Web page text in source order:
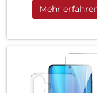
Mehr